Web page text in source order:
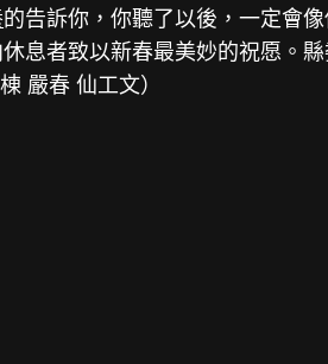
的告訴你，你聽了以後，一定會
息者致以新春最美妙的祝愿。縣
嚴春 仙工文）